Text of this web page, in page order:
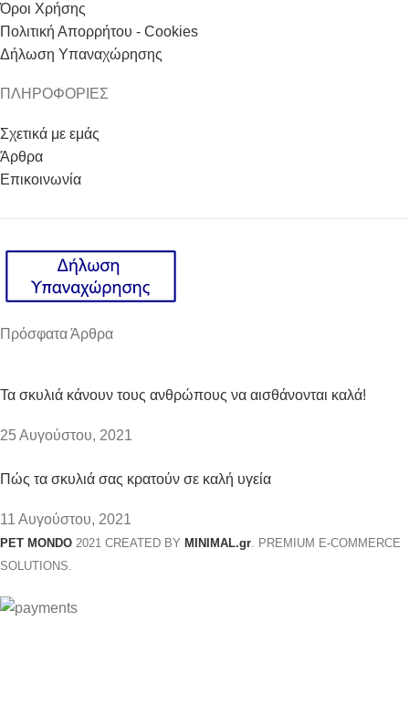
Όροι Χρήσης
Πολιτική Απορρήτου - Cookies
Δήλωση Υπαναχώρησης
ΠΛΗΡΟΦΟΡΙΕΣ
Σχετικά με εμάς
Άρθρα
Επικοινωνία
Πρόσφατα Άρθρα
Τα σκυλιά κάνουν τους ανθρώπους να αισθάνονται καλά!
25 Αυγούστου, 2021
Πώς τα σκυλιά σας κρατούν σε καλή υγεία
11 Αυγούστου, 2021
PET MONDO 2021 CREATED BY MINIMAL.gr. PREMIUM E-COMMERCE
SOLUTIONS.